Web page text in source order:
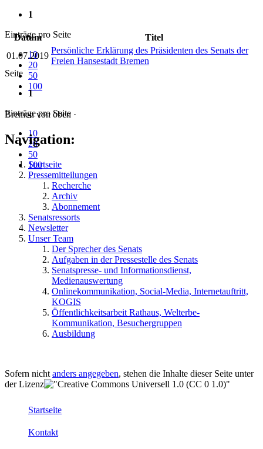
1
Einträge pro Seite
10
20
50
100
Datum
Titel
01.07.2019
Persönliche Erklärung des Präsidenten des Senats der
Freien Hansestadt Bremen
Seite
1
Einträge pro Seite
10
20
50
100
Bremen von oben ·
Navigation:
Startseite
Pressemitteilungen
Recherche
Archiv
Abonnement
Senatsressorts
Newsletter
Unser Team
Der Sprecher des Senats
Aufgaben in der Pressestelle des Senats
Senatspresse- und Informationsdienst,
Medienauswertung
Onlinekommunikation, Social-Media, Internetauftritt,
KOGIS
Öffentlichkeitsarbeit Rathaus, Welterbe-
Kommunikation, Besuchergruppen
Ausbildung
Sofern nicht anders angegeben, stehen die Inhalte dieser Seite unter
der Lizenz
Startseite
Kontakt